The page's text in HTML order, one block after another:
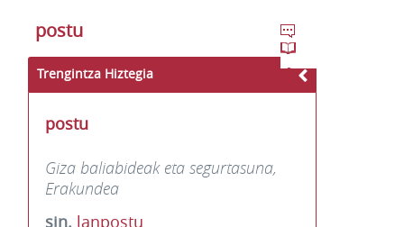
postu
Trengintza Hiztegia
postu
Giza baliabideak eta segurtasuna,
Erakundea
sin. lanpostu